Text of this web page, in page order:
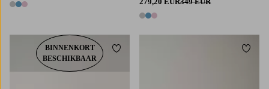
3 kleuren
3 kleuren
BINNENKORT
BESCHIKBAAR
Toevoegen aan favorieten